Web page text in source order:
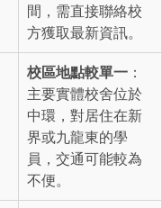
間，需直接聯絡校
方獲取最新資訊。
校區地點較單一 ：
主要實體校舍位於
中環，對居住在新
界或九龍東的學
員，交通可能較為
不便。